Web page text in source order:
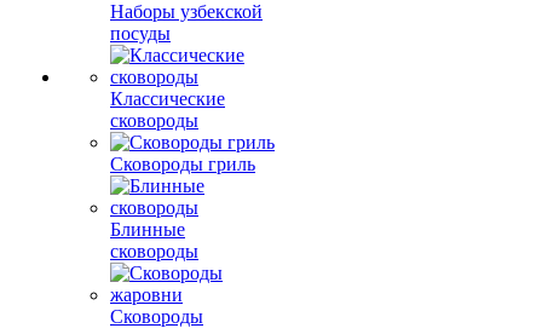
Наборы узбекской
посуды
Классические
сковороды
Сковороды гриль
Блинные
сковороды
Сковороды